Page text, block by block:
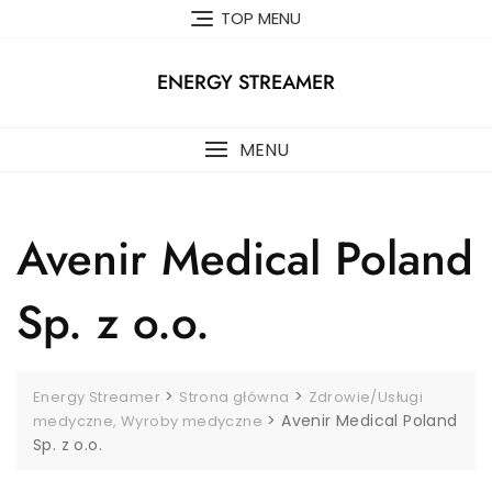
TOP MENU
ENERGY STREAMER
MENU
Avenir Medical Poland
Sp. z o.o.
Energy Streamer > Strona główna > Zdrowie/Usługi
medyczne, Wyroby medyczne >Avenir Medical Poland
Sp. z o.o.